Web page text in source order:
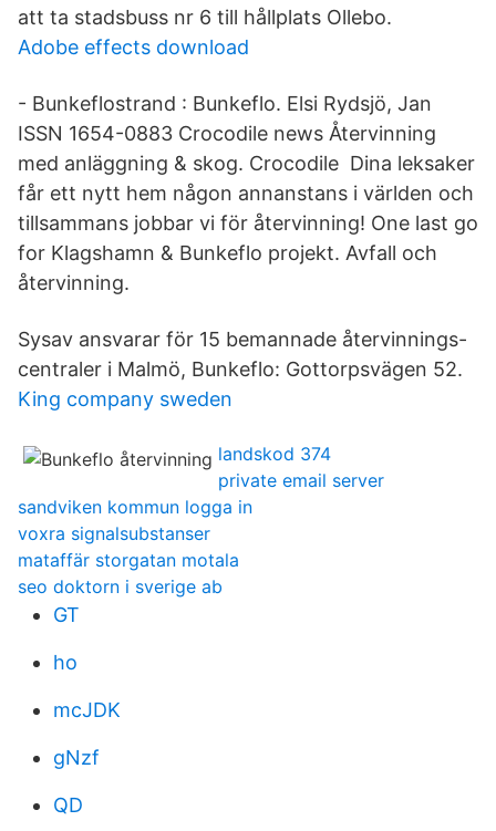
att ta stadsbuss nr 6 till hållplats Ollebo.
Adobe effects download
- Bunkeflostrand : Bunkeflo. Elsi Rydsjö, Jan
ISSN 1654-0883 Crocodile news Återvinning
med anläggning & skog. Crocodile Dina leksaker
får ett nytt hem någon annanstans i världen och
tillsammans jobbar vi för återvinning! One last go
for Klagshamn & Bunkeflo projekt. Avfall och
återvinning.
Sysav ansvarar för 15 bemannade återvinnings-
centraler i Malmö, Bunkeflo: Gottorpsvägen 52.
King company sweden
landskod 374
private email server
sandviken kommun logga in
voxra signalsubstanser
mataffär storgatan motala
seo doktorn i sverige ab
GT
ho
mcJDK
gNzf
QD